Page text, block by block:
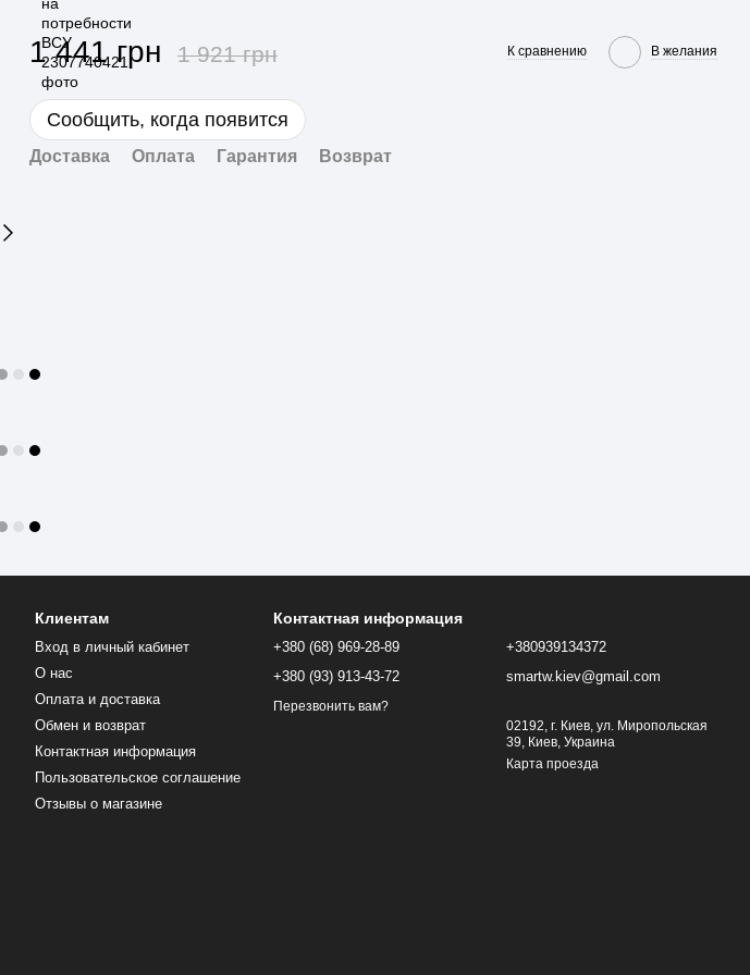
1 441 грн 1 921 грн К сравнению В желания
Сообщить, когда появится
Доставка Оплата Гарантия Возврат
Клиентам
Вход в личный кабинет
О нас
Оплата и доставка
Обмен и возврат
Контактная информация
Пользовательское соглашение
Отзывы о магазине
Контактная информация
+380 (68) 969-28-89
+380 (93) 913-43-72
Перезвонить вам?
+380939134372
smartw.kiev@gmail.com
02192, г. Киев, ул. Миропольская
39, Киев, Украина
Карта проезда